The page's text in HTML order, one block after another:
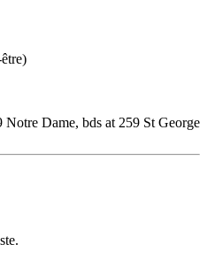
Dame, bds at 259 St George